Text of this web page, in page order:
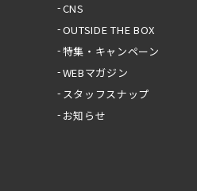
CNS
OUTSIDE THE BOX
特集・キャンペーン
WEBマガジン
スタッフスナップ
お知らせ